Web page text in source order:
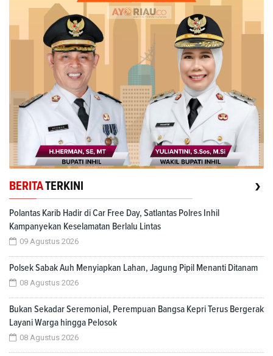
BERITATERKINI ›
Polantas Karib Hadir di Car Free Day, Satlantas Polres Inhil
Kampanyekan Keselamatan Berlalu Lintas
09 Agustus 2026
Polsek Sabak Auh Menyiapkan Lahan, Jagung Pipil Menanti Ditanam
08 Agustus 2026
Bukan Sekadar Seremonial, Perempuan Bangsa Kepri Terus Bergerak
Layani Warga hingga Pelosok
08 Agustus 2026